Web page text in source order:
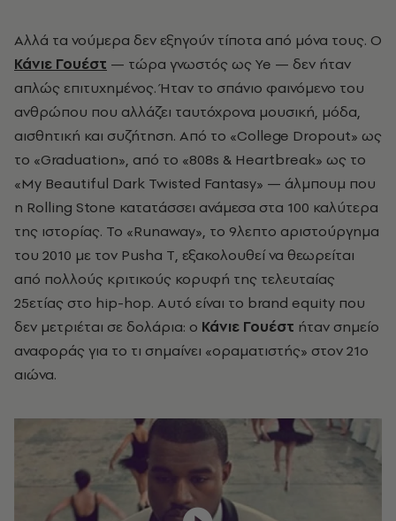
Αλλά τα νούμερα δεν εξηγούν τίποτα από μόνα τους. Ο
Κάνιε Γουέστ — τώρα γνωστός ως Ye — δεν ήταν
απλώς επιτυχημένος. Ήταν το σπάνιο φαινόμενο του
ανθρώπου που αλλάζει ταυτόχρονα μουσική, μόδα,
αισθητική και συζήτηση. Από το «College Dropout» ως
το «Graduation», από το «808s & Heartbreak» ως το
«My Beautiful Dark Twisted Fantasy» — άλμπουμ που
η Rolling Stone κατατάσσει ανάμεσα στα 100 καλύτερα
της ιστορίας. Το «Runaway», το 9λεπτο αριστούργημα
του 2010 με τον Pusha T, εξακολουθεί να θεωρείται
από πολλούς κριτικούς κορυφή της τελευταίας
25ετίας στο hip-hop. Αυτό είναι το brand equity που
δεν μετριέται σε δολάρια: ο Κάνιε Γουέστ ήταν σημείο
αναφοράς για το τι σημαίνει «οραματιστής» στον 21ο
αιώνα.